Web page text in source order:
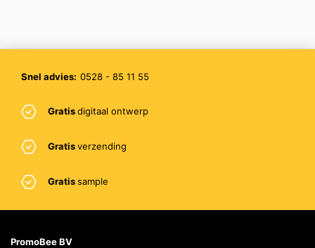
Snel advies: 0528 - 85 11 55
Gratisdigitaal ontwerp
Gratisverzending
Gratissample
PromoBee BV